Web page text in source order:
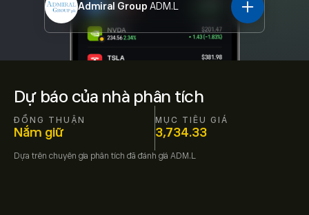
Dự báo của nhà phân tích
ĐỒNG THUẬN
Nắm giữ
MỤC TIÊU GIÁ
3,734.33
Dựa trên chuyên gia phân tích đã đánh giá ADM.L
Admiral Group ADM.L